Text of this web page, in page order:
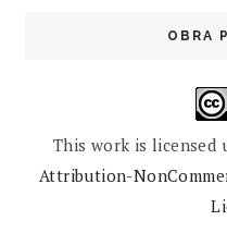
OBRA
This work is licensed
Attribution-